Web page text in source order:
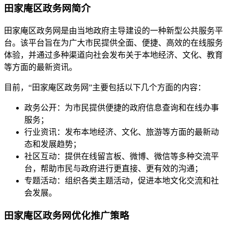
田家庵区政务网简介
田家庵区政务网是由当地政府主导建设的一种新型公共服务平
台。该平台旨在为广大市民提供全面、便捷、高效的在线服务
体验，并通过多种渠道向社会发布关于本地经济、文化、教育
等方面的最新资讯。
目前，“田家庵区政务网”主要包括以下几个方面的内容：
政务公开：为市民提供便捷的政府信息查询和在线办事
服务；
行业资讯：发布本地经济、文化、旅游等方面的最新动
态和发展趋势；
社区互动：提供在线留言板、微博、微信等多种交流平
台，帮助市民与政府进行更直接、更有效的沟通；
专题活动：组织各类主题活动，促进本地文化交流和社
会发展。
田家庵区政务网优化推广策略